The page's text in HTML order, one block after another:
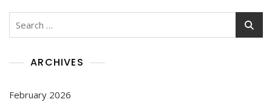
Search
ARCHIVES
February 2026